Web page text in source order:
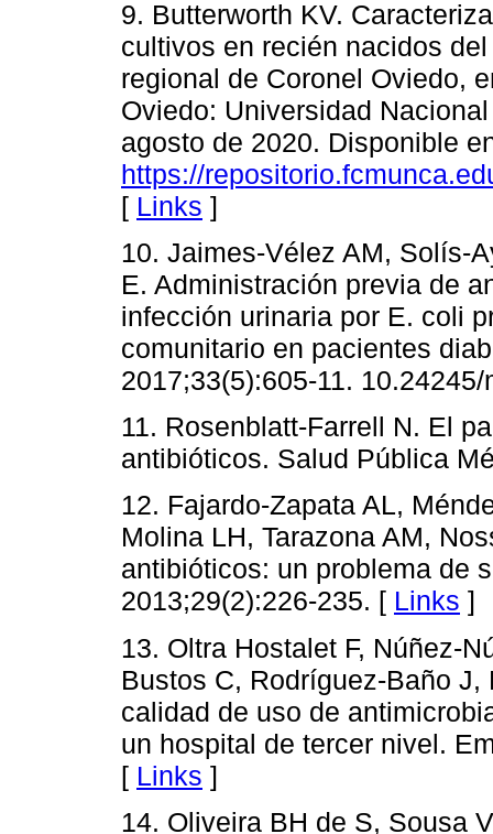
9. Butterworth KV.
cultivos en recién nacidos
regional de Coronel Oviedo,
Oviedo: Universidad
agosto de 2020. Disponible
https://
[ Links ]
10. Jaimes-Vélez AM, Solís-
E. Administración previa de
infección urinaria por E. coli
comunitario en pacientes
2017;33(5):605-11.
11. Rosenblatt-Farrell N. El
antibióticos. Salud Pública
12. Fajardo-Zapata AL,
Molina LH, Tarazona AM,
antibióticos: un problema de
2013;29(2):226-235. [ Links ]
13. Oltra Hostalet F, Núñez-
Bustos C, Rodríguez-Baño
calidad de uso de
un hospital de tercer nivel.
[ Links ]
14. Oliveira BH de S, Sousa